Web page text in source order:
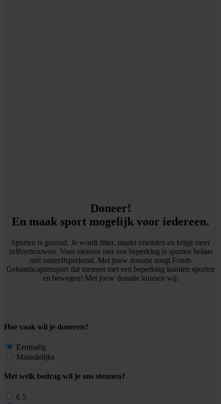
Doneer!
En maak sport mogelijk voor iedereen.
Sporten is gezond. Je wordt fitter, maakt vrienden en krijgt meer
zelfvertrouwen. Voor mensen met een beperking is sporten helaas
niet vanzelfsprekend. Met jouw donatie zorgt Fonds
Gehandicaptensport dat mensen met een beperking kunnen sporten
en bewegen! Met jouw donatie kunnen wij:
Hoe vaak wil je doneren?
Eenmalig
Maandelijks
Met welk bedrag wil je ons steunen?
€ 5